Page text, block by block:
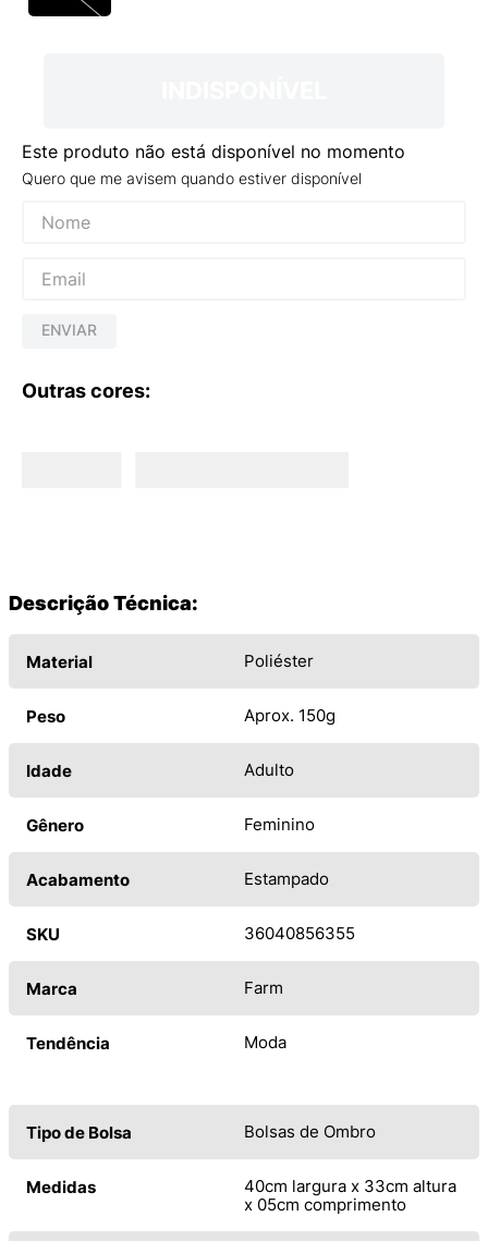
Este produto não está disponível no momento
Quero que me avisem quando estiver disponível
ENVIAR
Outras cores:
Descrição Técnica:
Material Poliéster
Peso Aprox. 150g
Idade Adulto
Gênero Feminino
Acabamento Estampado
SKU 36040856355
Marca Farm
Tendência Moda
Tipo de Bolsa Bolsas de Ombro
Medidas
40cm largura x 33cm altura
x 05cm comprimento
VANS TÊNIS VANS ULTRARANGE